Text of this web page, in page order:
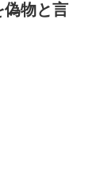
偽物と言